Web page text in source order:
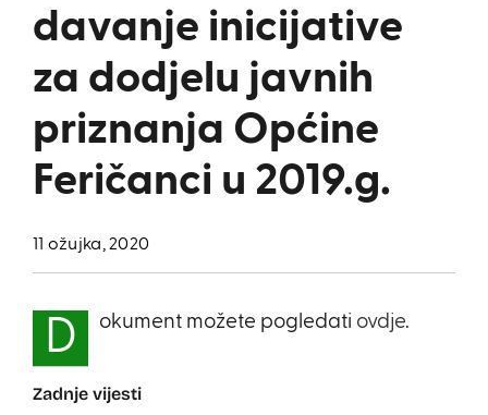
davanje inicijative
za dodjelu javnih
priznanja Općine
Feričanci u 2019.g.
11 ožujka, 2020
D okument možete pogledati ovdje.
Zadnje vijesti